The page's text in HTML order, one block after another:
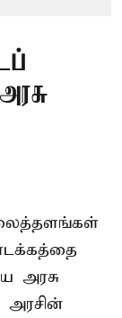
அரசு
அரசின்